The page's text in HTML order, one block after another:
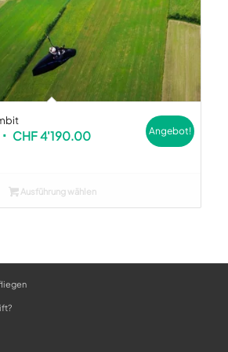
Ursprünglicher
CHF 4'700.00
CHF4'190.00Aktueller
CHF 4'190.00.
Angebot!
Ausführung wählen